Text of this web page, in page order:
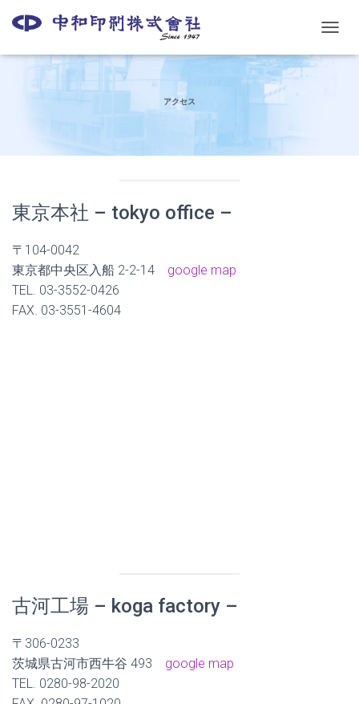
ビ
アクセス
東京本社 – tokyo office –
〒104-0042
東京都中央区入船 2-2-14 google map
TEL. 03-3552-0426
FAX. 03-3551-4604
古河工場 – koga factory –
〒306-0233
茨城県古河市西牛谷 493 google map
TEL. 0280-98-2020